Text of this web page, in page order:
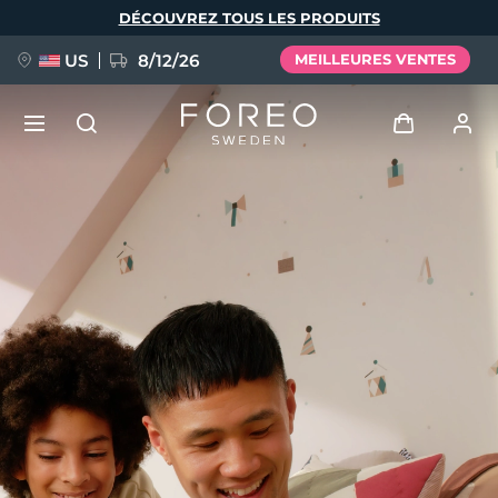
DÉCOUVREZ TOUS LES PRODUITS
US 8/12/26 MEILLEURES VENTES
Se connecter
Profil de l'utilisateur
Mes commandes
Mes abonnements
NOUVEAU
FAQ™ Pure Beauty-Tech Elixir
BREAKING NEWS
issa™ Teeth Whitening Set
Langue
English Deutsch
Español
Français
Italiano
Polski
Svenska
Русский
Türkçe
简体中文